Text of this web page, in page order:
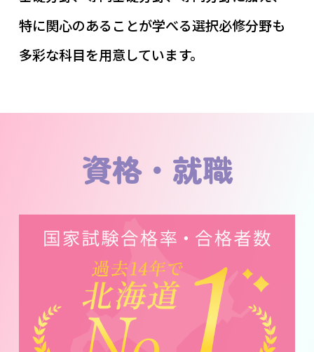
特に関心のあることが学べる選択必修分野も
多彩な科目を用意しています。
資格・就職